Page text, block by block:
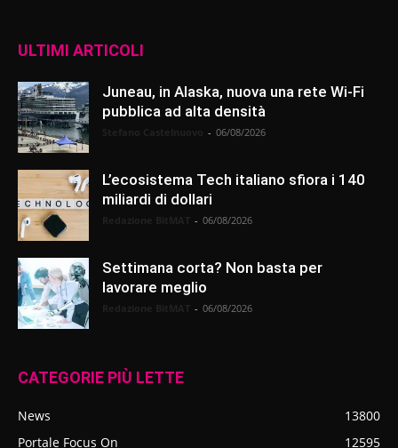
ULTIMI ARTICOLI
Juneau, in Alaska, nuova una rete Wi-Fi
pubblica ad alta densità
- 06/08/2026
L’ecosistema Tech italiano sfiora i 140
miliardi di dollari
- 06/08/2026
Settimana corta? Non basta per
lavorare meglio
- 06/08/2026
CATEGORIE PIÙ LETTE
News
13800
Portale Focus On
12595